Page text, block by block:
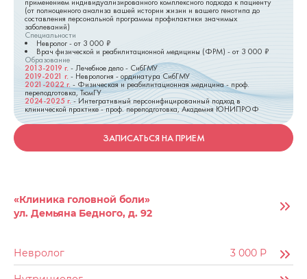
(от полноценного анализа вашей истории жизни и вашего генотипа до
составления персональной программы профилактики значимых
заболеваний)
Специальности
Невролог- от 3 000 ₽
Врач физической и реабилитационной медицины (ФРМ) - от 3 000 ₽
Образование
2013-2019 г. -Лечебное дело - СибГМУ
2019-2021 г. - Неврология - ординатура СибГМУ
2021-2022г. - Физическая и реабилитационная медицина - проф.
переподготовка, ТюмГУ
2024-2025г.-Интегративный персонифицированный подход в
клинической практике - проф. переподготовка, Академия ЮНИПРОФ
ЗАПИСАТЬСЯ НА ПРИЕМ
«Клиника головной боли»
ул. Демьяна Бедного, д. 92
Невролог 3 000 Р